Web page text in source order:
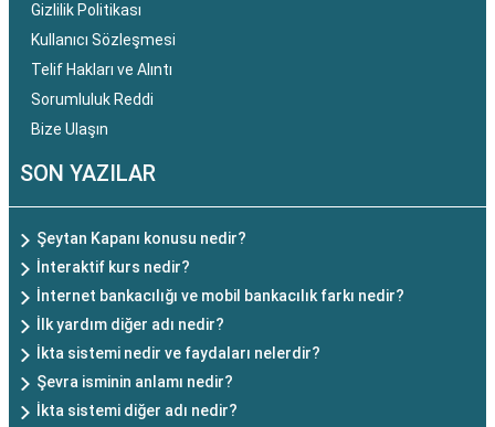
Gizlilik Politikası
Kullanıcı Sözleşmesi
Telif Hakları ve Alıntı
Sorumluluk Reddi
Bize Ulaşın
SON YAZILAR
Şeytan Kapanı konusu nedir?
İnteraktif kurs nedir?
İnternet bankacılığı ve mobil bankacılık farkı nedir?
İlk yardım diğer adı nedir?
İkta sistemi nedir ve faydaları nelerdir?
Şevra isminin anlamı nedir?
İkta sistemi diğer adı nedir?